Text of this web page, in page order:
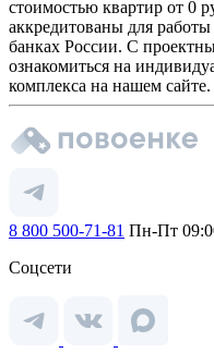
стоимостью квартир от 0
аккредитованы для
банках России. С
ознакомиться на
комплекса на нашем сайте.
8 800 500-71-81 Пн-Пт
Соцсети